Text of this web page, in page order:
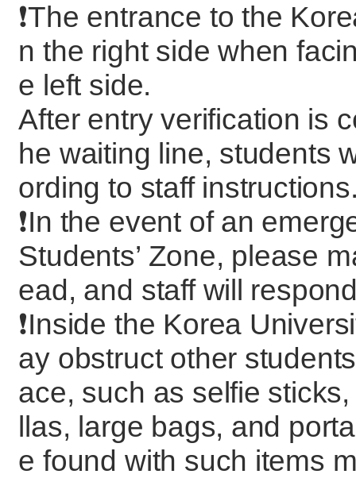
❗️The entrance to the
n the right side when
e left side.
After entry verification is
he waiting line, students
ording to staff
❗️In the event of an
Students’ Zone, please
ead, and staff will
❗️Inside the Korea
ay obstruct other
ace, such as selfie
llas, large bags, and
e found with such items